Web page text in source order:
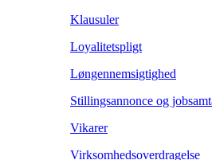
Klausuler
Loyalitetspligt
Løngennemsigtighed
Stillingsannonce og
Vikarer
Virksomhedsoverdragelse